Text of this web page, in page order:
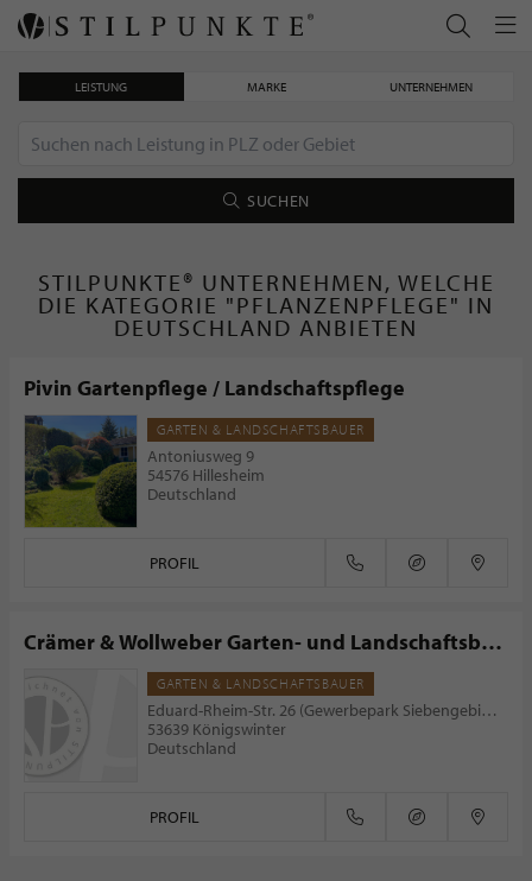
LEISTUNG MARKE UNTERNEHMEN
SUCHEN
STILPUNKTE® UNTERNEHMEN, WELCHE
DIE KATEGORIE "PFLANZENPFLEGE" IN
DEUTSCHLAND ANBIETEN
Pivin Gartenpflege / Landschaftspflege
GARTEN & LANDSCHAFTSBAUER
Antoniusweg 9
54576 Hillesheim
Deutschland
PROFIL
Crämer & Wollweber Garten- und Landschaftsbau
GmbH
GARTEN & LANDSCHAFTSBAUER
Eduard-Rheim-Str. 26 (Gewerbepark Siebengebirge)
53639 Königswinter
Deutschland
PROFIL